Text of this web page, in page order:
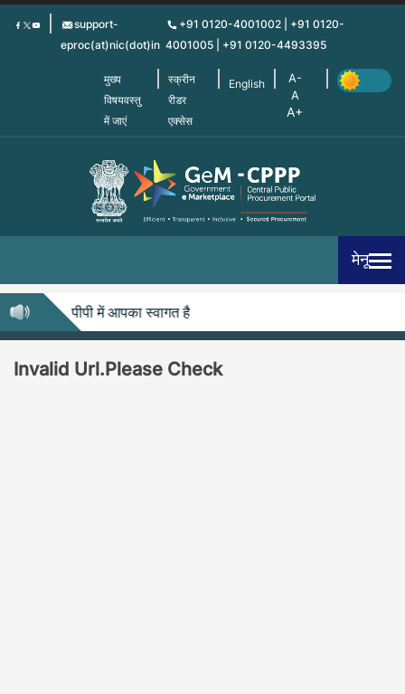
Skip
support-
eproc(at)nic(dot)in
+91 0120-4001002 | +91 0120-
4001005 | +91 0120-4493395
मुख्य
विषयवस्तु
में जाएं
स्क्रीन
रीडर
एक्सेस
English
मेनू
जेम-सीपीपीपी में आपका स्वागत है
Invalid Url.Please Check